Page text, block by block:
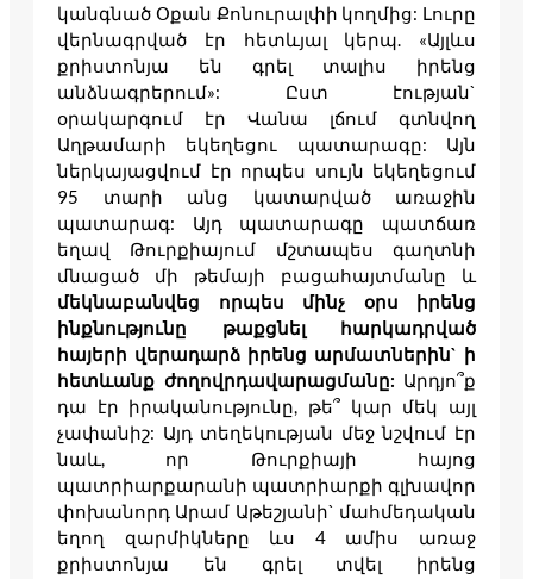
կանգնած Օքան Քոնուրալփի կողմից: Լուրը
վերնագրված էր հետևյալ կերպ. «Այլևս
քրիստոնյա են գրել տալիս իրենց
անձնագրերում»: Ըստ էության`
օրակարգում էր Վանա լճում գտնվող
Աղթամարի եկեղեցու պատարագը: Այն
ներկայացվում էր որպես սույն եկեղեցում
95 տարի անց կատարված առաջին
պատարագ: Այդ պատարագը պատճառ
եղավ Թուրքիայում մշտապես գաղտնի
մնացած մի թեմայի բացահայտմանը և
մեկնաբանվեց որպես մինչ օրս իրենց
ինքնությունը թաքցնել հարկադրված
հայերի վերադարձ իրենց արմատներին` ի
հետևանք ժողովրդավարացմանը: Արդյո՞ք
դա էր իրականությունը, թե՞ կար մեկ այլ
չափանիշ: Այդ տեղեկության մեջ նշվում էր
նաև, որ Թուրքիայի հայոց
պատրիարքարանի պատրիարքի գլխավոր
փոխանորդ Արամ Աթեշյանի` մահմեդական
եղող զարմիկները ևս 4 ամիս առաջ
քրիստոնյա են գրել տվել իրենց